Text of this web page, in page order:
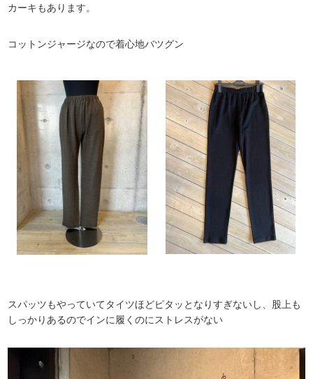
カーキもあります。
コットンジャージなので着心地バツグン
スパッツもやっていてタイツほどピタッとなりすぎないし、股上も
しっかりあるのでインに履くのにストレスがない